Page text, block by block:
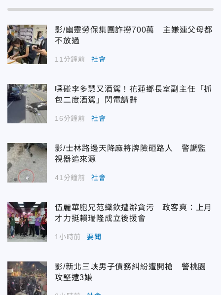
影/幽靈勞保集團詐撈700萬 主嫌連父母都
不放過
11分鐘前 社會
噁碰李多慧又酒駕！花蓮鄉長室副主任「抓
包二度酒駕」閃電請辭
16分鐘前 社會
影/士林路邊天降麻將牌險砸路人 警調監
視器追來源
41分鐘前 社會
伍麗華胞兄范織欽遭辦貪污 政客爽：上月
才力挺賴瑞隆成立後援會
1小時前 要聞
影/新北三峽男子債務糾紛遭開槍 警桃園
攻堅逮3嫌